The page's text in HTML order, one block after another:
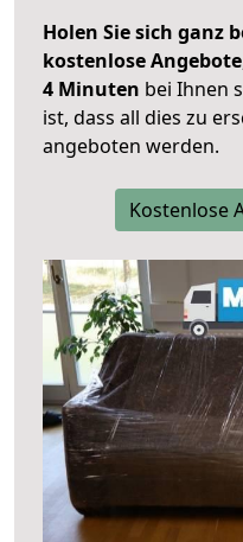
Holen Sie sich ganz
kostenlose Angebote
4 Minuten bei Ihnen
ist, dass all dies zu
angeboten werden.
Kostenlose